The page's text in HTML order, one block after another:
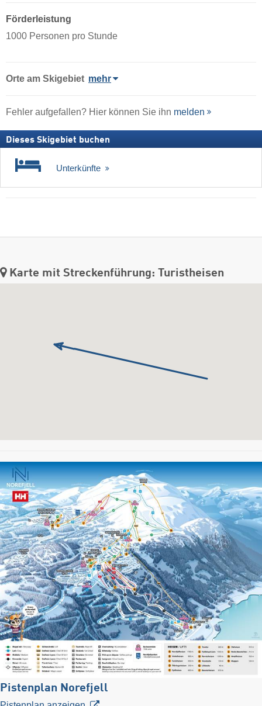
Förderleistung
1000 Personen pro Stunde
Orte am Skigebiet mehr
Fehler aufgefallen? Hier können Sie ihn melden
Dieses Skigebiet buchen
Unterkünfte
Karte mit Streckenführung: Turistheisen
Pistenplan Norefjell